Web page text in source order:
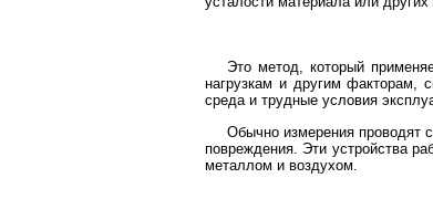
Это метод, который
нагрузкам и другим факторам,
среда и трудные условия
Обычно измерения проводят
повреждения. Эти устройства
металлом и воздухом.